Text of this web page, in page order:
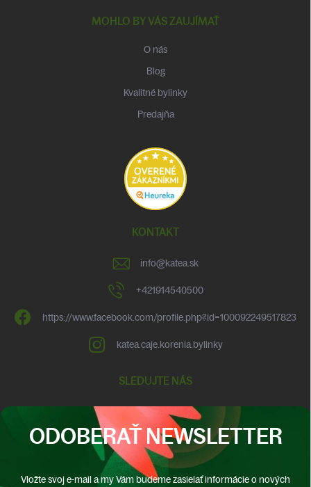
MOHLO BY VÁS ZAUJÍMAŤ
O nás
Blog
Kvalitné bylinky
Predajňa
KONTAKT
info@katea.sk
+421914540500
https://www.facebook.com/profile.php?id=100092249517823
katea.caje.korenia.bylinky
SLEDUJTE NÁS
ODOBERAŤ NEWSLETTER
Vložte svoj e-mail a my Vám budeme zasielať informácie o nových